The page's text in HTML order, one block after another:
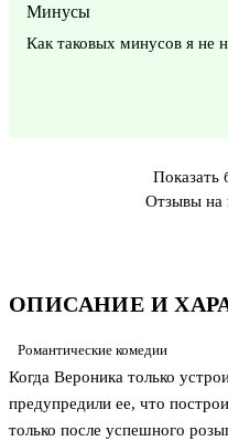
ОПИСАНИЕ И
Романтические комедии
Когда Вероника только
предупредили ее, что
только после успешного
Минусы
Как таковых минусов я не
Показать
Отзывы на